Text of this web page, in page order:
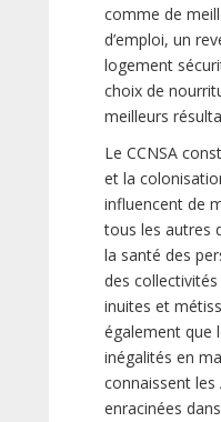
comme de
d’emploi, un
logement
choix de
meilleurs
Le CCNSA
et la
influencent de
tous les autres
la santé des
des
inuites et
également que
inégalités en
connaissent
enracinées